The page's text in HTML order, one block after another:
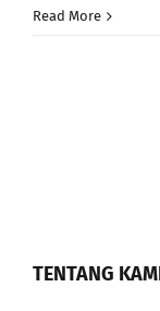
Read More
TENTANG